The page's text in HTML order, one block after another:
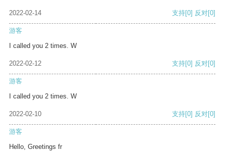
2022-02-14 支持[0] 反对[0]
游客
I called you 2 times. W
2022-02-12 支持[0] 反对[0]
游客
I called you 2 times. W
2022-02-10 支持[0] 反对[0]
游客
Hello, Greetings fr